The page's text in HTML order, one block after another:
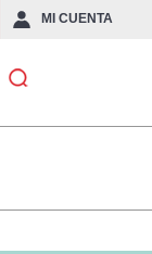
MI CUENTA